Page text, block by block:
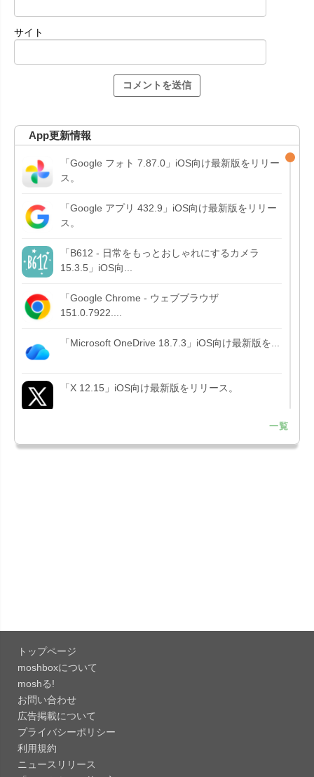
サイト
App更新情報
「Google フォト 7.87.0」iOS向け最新版をリリー
ス。
「Google アプリ 432.9」iOS向け最新版をリリー
ス。
「B612 - 日常をもっとおしゃれにするカメラ
15.3.5」iOS向...
「Google Chrome - ウェブブラウザ
151.0.7922....
「Microsoft OneDrive 18.7.3」iOS向け最新版を...
「X 12.15」iOS向け最新版をリリース。
Liguid G...
「Evernote 11.28.2」Mac向け最新版をリリー
ス。AIプロ...
「Minecraft: クラフト、建築、サバイバル
26.40」iOS向...
151.0.7922....
一覧
トップページ
moshboxについて
moshる!
お問い合わせ
広告掲載について
プライバシーポリシー
利用規約
ニュースリリース